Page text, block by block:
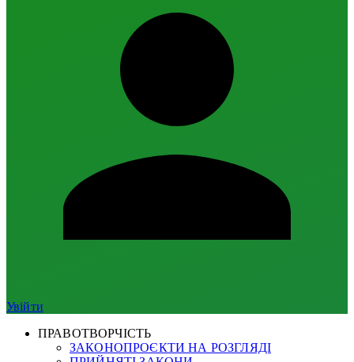
Увійти
ПРАВОТВОРЧІСТЬ
ЗАКОНОПРОЄКТИ НА РОЗГЛЯДІ